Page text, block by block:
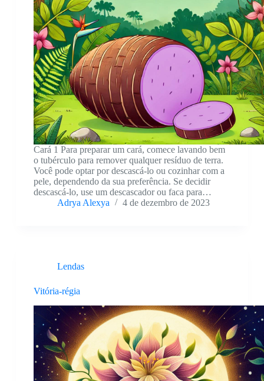
Cará 1 Para preparar um cará, comece lavando bem
o tubérculo para remover qualquer resíduo de terra.
Você pode optar por descascá-lo ou cozinhar com a
pele, dependendo da sua preferência. Se decidir
descascá-lo, use um descascador ou faca para…
Adrya Alexya
4 de dezembro de 2023
Lendas
Vitória-régia